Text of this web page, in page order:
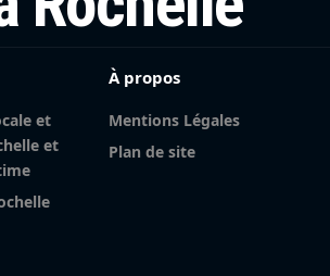
et
et
À propos
Mentions Légales
Plan de site